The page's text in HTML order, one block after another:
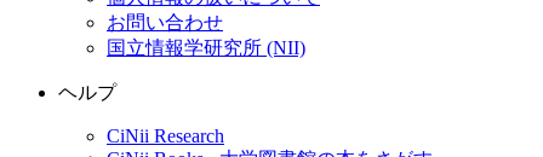
お問い合わせ
国立情報学研究所 (NII)
ヘルプ
CiNii Research